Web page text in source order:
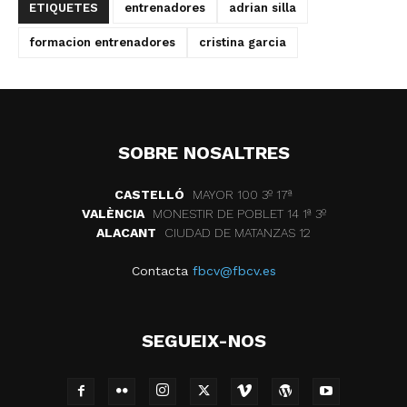
ETIQUETES entrenadores adrian silla
formacion entrenadores cristina garcia
SOBRE NOSALTRES
CASTELLÓ
MAYOR 100 3º 17ª
VALÈNCIA
MONESTIR DE POBLET 14 1ª 3º
ALACANT
CIUDAD DE MATANZAS 12
Contacta fbcv@fbcv.es
SEGUEIX-NOS